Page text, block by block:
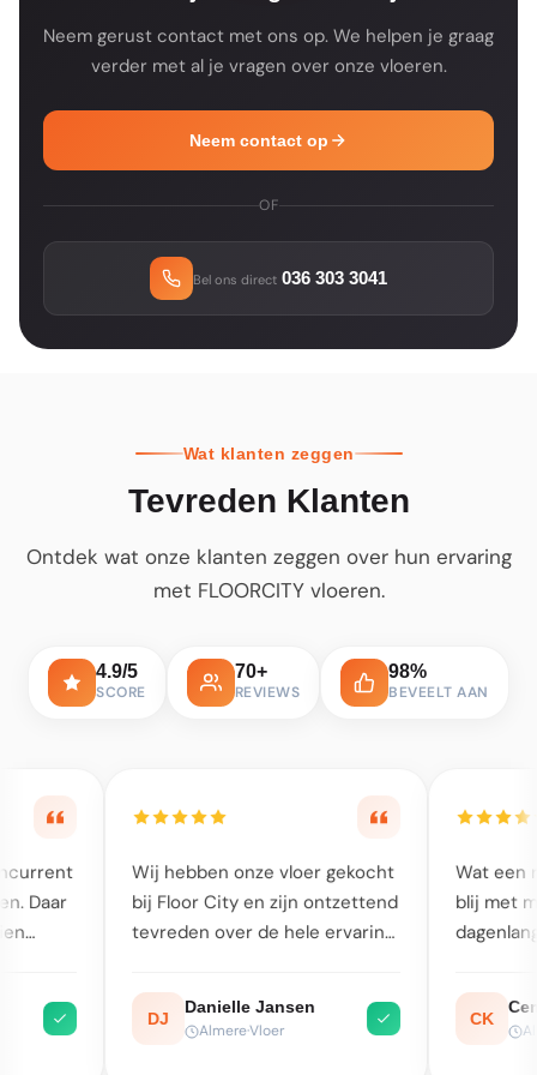
Neem gerust contact met ons op. We helpen je graag
verder met al je vragen over onze vloeren.
Neem contact op
OF
Bel ons direct 036 303 3041
Wat klanten zeggen
Tevreden Klanten
Ontdek wat onze klanten zeggen over hun ervaring
met FLOORCITY vloeren.
4.9/5
SCORE
70+
REVIEWS
98%
BEVEELT AAN
gekocht
ontzettend
ervaring.
Wat een resultaat, wat ben ik
blij met mijn nieuwe vloer. Geen
dagenlange werkzaamheden,
CK
Cem Koç
Almere
PVC Vloer
Ik
en